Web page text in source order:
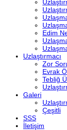
Edim
Uzlaştırmacı
Zor
Evrak
Tebliğ
Galeri
Çeşitli
SSS
İletişim